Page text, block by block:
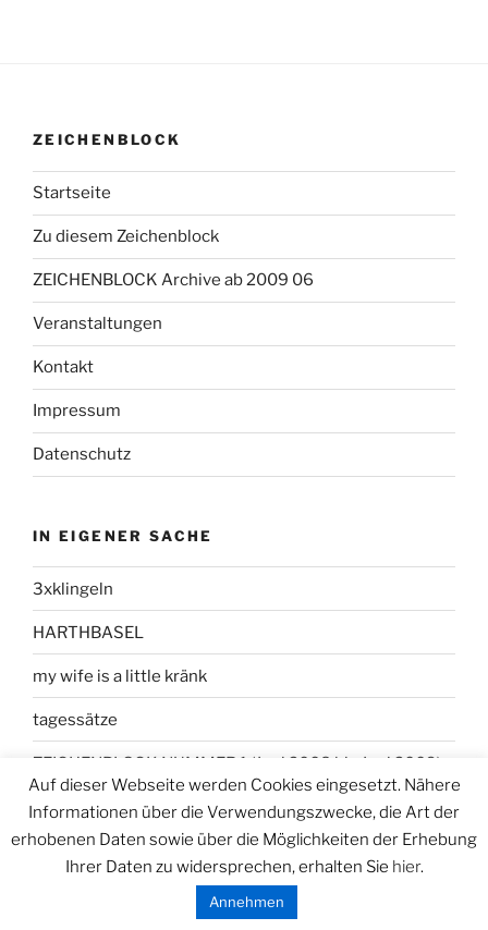
ZEICHENBLOCK
Startseite
Zu diesem Zeichenblock
ZEICHENBLOCK Archive ab 2009 06
Veranstaltungen
Kontakt
Impressum
Datenschutz
IN EIGENER SACHE
3xklingeln
HARTHBASEL
my wife is a little kränk
tagessätze
ZEICHENBLOCK NUMMER 1 (Juni 2008 bis Juni 2009)
Datenschutzerklärung Stolz präsentiert von WordPress
Auf dieser Webseite werden Cookies eingesetzt. Nähere
Informationen über die Verwendungszwecke, die Art der
erhobenen Daten sowie über die Möglichkeiten der Erhebung
Ihrer Daten zu widersprechen, erhalten Sie hier.
Annehmen